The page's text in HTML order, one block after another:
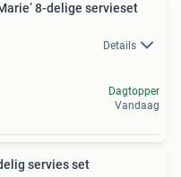
8-delige servieset
Details
Dagtopper
Vandaag
servies set